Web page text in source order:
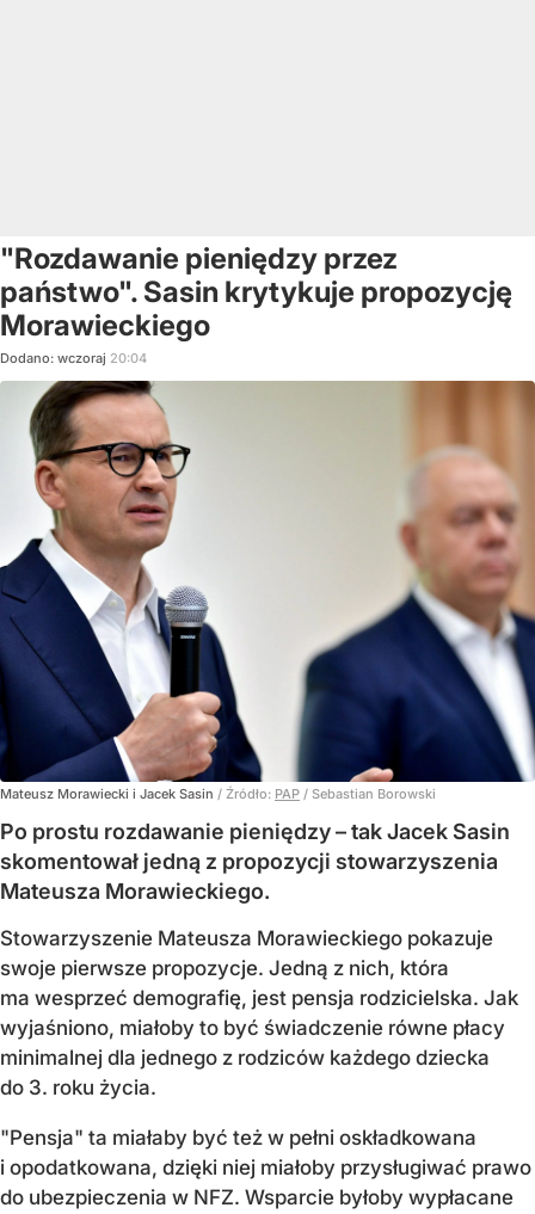
"Rozdawanie pieniędzy przez
państwo". Sasin krytykuje propozycję
Morawieckiego
Dodano: wczoraj 20:04
Mateusz Morawiecki i Jacek Sasin / Źródło: PAP / Sebastian Borowski
Po prostu rozdawanie pieniędzy – tak Jacek Sasin
skomentował jedną z propozycji stowarzyszenia
Mateusza Morawieckiego.
Stowarzyszenie Mateusza Morawieckiego pokazuje
swoje pierwsze propozycje. Jedną z nich, która
ma wesprzeć demografię, jest pensja rodzicielska. Jak
wyjaśniono, miałoby to być świadczenie równe płacy
minimalnej dla jednego z rodziców każdego dziecka
do 3. roku życia.
"Pensja" ta miałaby być też w pełni oskładkowana
i opodatkowana, dzięki niej miałoby przysługiwać prawo
do ubezpieczenia w NFZ. Wsparcie byłoby wypłacane